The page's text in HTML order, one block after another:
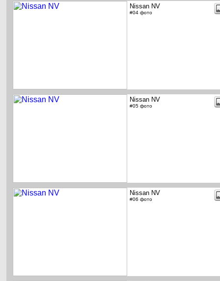
Nissan NV
#04 фото
Nissan NV
#05 фото
Nissan NV
#06 фото